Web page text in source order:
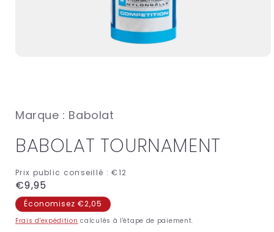
fenêtre
Marque : Babolat
BABOLAT TOURNAMENT
Prix public conseillé : €12
Prix
habituel
€9,95
Économisez €2,05
Frais d'expédition calculés à l'étape de paiement.